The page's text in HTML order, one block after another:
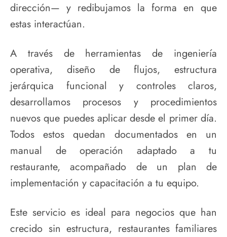
dirección— y redibujamos la forma en que
estas interactúan.
A través de herramientas de ingeniería
operativa, diseño de flujos, estructura
jerárquica funcional y controles claros,
desarrollamos procesos y procedimientos
nuevos que puedes aplicar desde el primer día.
Todos estos quedan documentados en un
manual de operación adaptado a tu
restaurante, acompañado de un plan de
implementación y capacitación a tu equipo.
Este servicio es ideal para negocios que han
crecido sin estructura, restaurantes familiares